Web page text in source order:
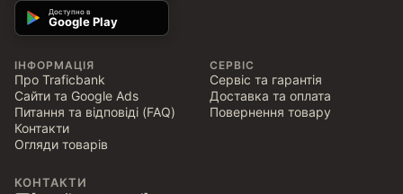
Доступно в
Google Play
ІНФОРМАЦІЯ
Про Traficbank
Сайти та Google Ads
Питання та відповіді (FAQ)
Контакти
Огляди товарів
СЕРВІС
Сервіс та гарантія
Доставка та оплата
Повернення товару
КОНТАКТИ